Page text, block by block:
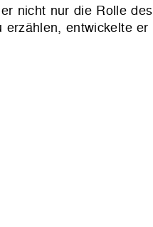
nicht nur die Rolle des
entwickelte er